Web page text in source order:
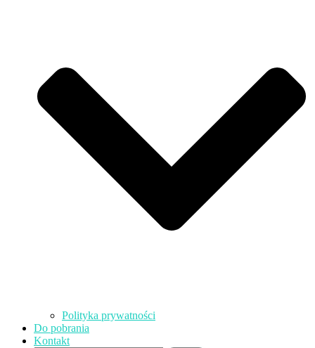
Polityka prywatności
Do pobrania
Kontakt